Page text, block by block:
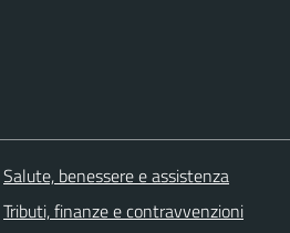
Salute, benessere e assistenza
Tributi, finanze e contravvenzioni